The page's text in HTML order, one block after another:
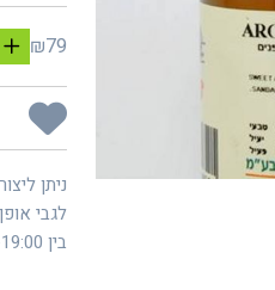
₪79
לגבי
בין 9:00-19:00